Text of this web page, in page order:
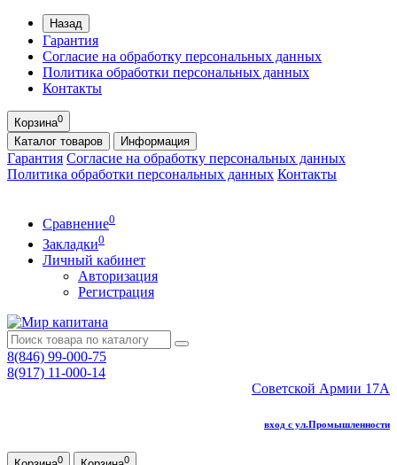
Назад
Гарантия
Согласие на обработку персональных данных
Политика обработки персональных данных
Контакты
Корзина0
Каталог товаров Информация
Гарантия Согласие на обработку персональных данных
Политика обработки персональных данных Контакты
Сравнение0
Закладки0
Личный кабинет
Авторизация
Регистрация
8(846) 99-000-75
8(917) 11-000-14
Советской Армии 17А
вход с ул.Промышленности
0 0